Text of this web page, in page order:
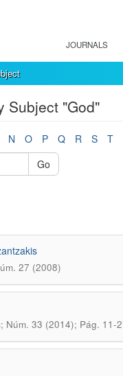
JOURNALS
Subject "God"
N O P Q R S T
Go
27 (2008)
Núm. 33 (2014); Pág. 11-